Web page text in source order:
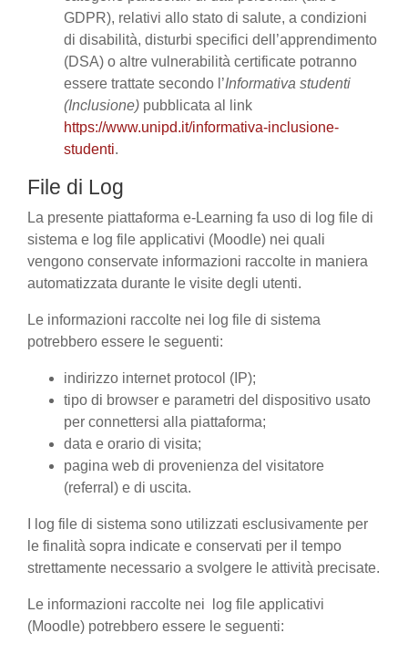
GDPR), relativi allo stato di salute, a condizioni
di disabilità, disturbi specifici dell’apprendimento
(DSA) o altre vulnerabilità certificate potranno
essere trattate secondo l’Informativa studenti
(Inclusione) pubblicata al link
https://www.unipd.it/informativa-inclusione-
studenti.
File di Log
La presente piattaforma e-Learning fa uso di log file di
sistema e log file applicativi (Moodle) nei quali
vengono conservate informazioni raccolte in maniera
automatizzata durante le visite degli utenti.
Le informazioni raccolte nei log file di sistema
potrebbero essere le seguenti:
indirizzo internet protocol (IP);
tipo di browser e parametri del dispositivo usato
per connettersi alla piattaforma;
data e orario di visita;
pagina web di provenienza del visitatore
(referral) e di uscita.
I log file di sistema sono utilizzati esclusivamente per
le finalità sopra indicate e conservati per il tempo
strettamente necessario a svolgere le attività precisate.
Le informazioni raccolte nei log file applicativi
(Moodle) potrebbero essere le seguenti: